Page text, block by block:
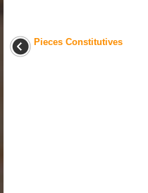
Pieces Constitutives